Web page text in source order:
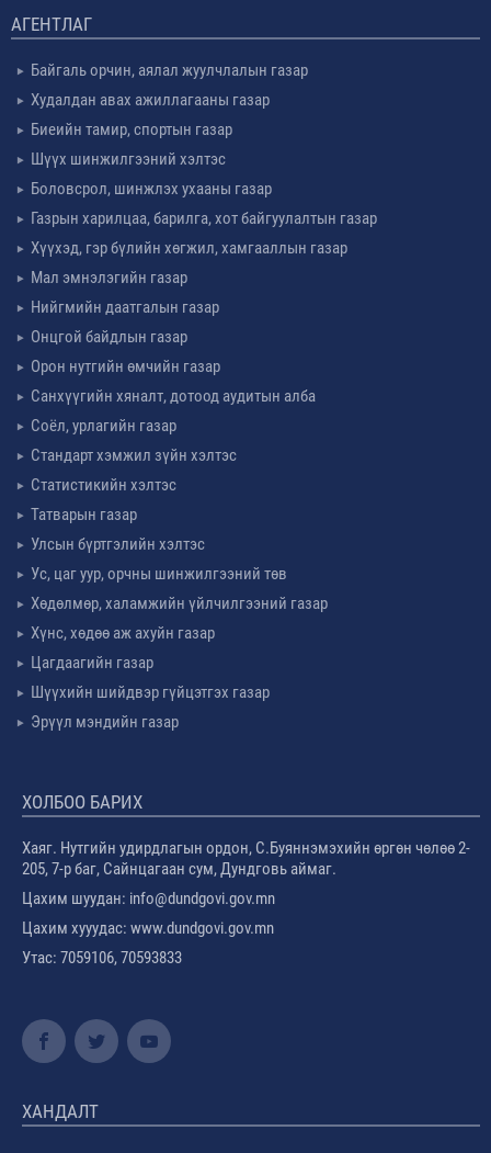
АГЕНТЛАГ
Байгаль орчин, аялал жуулчлалын газар
Худалдан авах ажиллагааны газар
Биеийн тамир, спортын газар
Шүүх шинжилгээний хэлтэс
Боловсрол, шинжлэх ухааны газар
Газрын харилцаа, барилга, хот байгуулалтын газар
Хүүхэд, гэр бүлийн хөгжил, хамгааллын газар
Мал эмнэлэгийн газар
Нийгмийн даатгалын газар
Онцгой байдлын газар
Орон нутгийн өмчийн газар
Санхүүгийн хяналт, дотоод аудитын алба
Соёл, урлагийн газар
Стандарт хэмжил зүйн хэлтэс
Статистикийн хэлтэс
Татварын газар
Улсын бүртгэлийн хэлтэс
Ус, цаг уур, орчны шинжилгээний төв
Хөдөлмөр, халамжийн үйлчилгээний газар
Хүнс, хөдөө аж ахуйн газар
Цагдаагийн газар
Шүүхийн шийдвэр гүйцэтгэх газар
Эрүүл мэндийн газар
ХОЛБОО БАРИХ
Хаяг. Нутгийн удирдлагын ордон, С.Буяннэмэхийн өргөн чөлөө 2-
205, 7-р баг, Сайнцагаан сум, Дундговь аймаг.
Цахим шуудан: info@dundgovi.gov.mn
Цахим хууудас: www.dundgovi.gov.mn
Утас: 7059106, 70593833
ХАНДАЛТ